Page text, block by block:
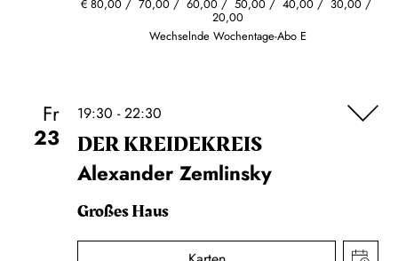
€80,00 70,00 60,00 50,00 40,00 30,00
20,00
Wechselnde Wochentage-Abo E
Fr
23
19:30 - 22:30
DER KREIDE­KREIS
Alexander Zemlinsky
Großes Haus